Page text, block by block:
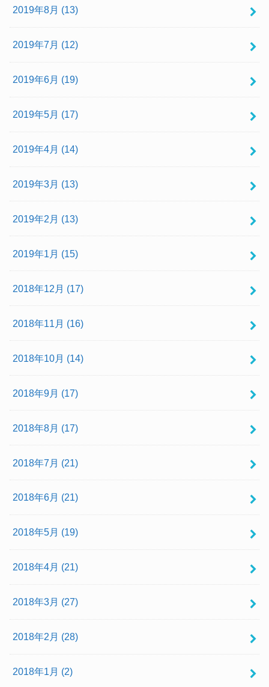
2019年8月 (13)
2019年7月 (12)
2019年6月 (19)
2019年5月 (17)
2019年4月 (14)
2019年3月 (13)
2019年2月 (13)
2019年1月 (15)
2018年12月 (17)
2018年11月 (16)
2018年10月 (14)
2018年9月 (17)
2018年8月 (17)
2018年7月 (21)
2018年6月 (21)
2018年5月 (19)
2018年4月 (21)
2018年3月 (27)
2018年2月 (28)
2018年1月 (2)